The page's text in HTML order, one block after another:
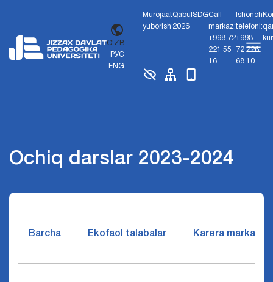
O'ZB
РУС
ENG
Murojaat
yuborish
Qabul
2026
SDGCall
markaz:
+998 72
221 55
16
Ishonch
telefoni:
+998
72 226
68 10
Ochiq darslar 2023-2024
Barcha Ekofaol talabalar Karera markazi